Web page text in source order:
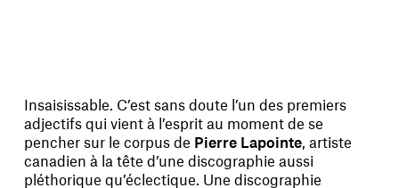
Insaisissable. C’est sans doute l’un des premiers
adjectifs qui vient à l’esprit au moment de se
pencher sur le corpus de Pierre Lapointe , artiste
canadien à la tête d’une discographie aussi
pléthorique qu’éclectique. Une discographie